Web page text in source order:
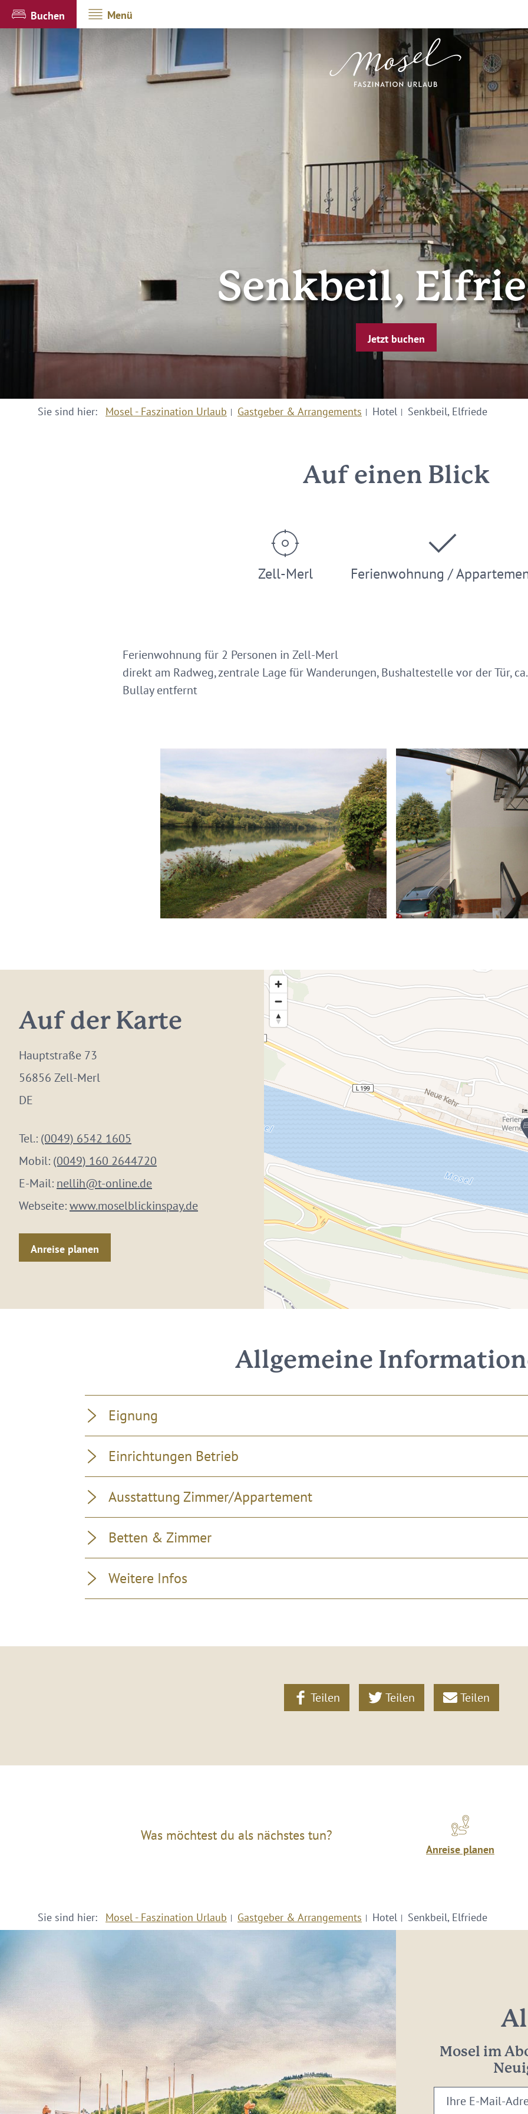
Buchen Menü
Senkbeil,
Jetzt buchen
Sie sind hier: Mosel - Faszination Urlaub Gastgeber & Arrangements Hotel Senkbeil, Elfriede
Auf einen Blick
Zell-Merl Ferienwohnung /
Ferienwohnung für 2 Personen in Zell-Merl
direkt am Radweg, zentrale Lage für Wanderungen, Bushaltestelle vor der Tür,
Bullay entfernt
Auf der Karte
Hauptstraße 73
56856 Zell-Merl
DE
Tel.: (0049) 6542 1605
Mobil: (0049) 160 2644720
E-Mail: nellih@t-online.de
Webseite:www.moselblickinspay.de
Anreise planen
Allgemeine
Eignung
Einrichtungen Betrieb
Ausstattung Zimmer/Appartement
Betten & Zimmer
Weitere Infos
Teilen Teilen Teilen
Was möchtest du als nächstes tun?
Anreise planen
Sie sind hier: Mosel - Faszination Urlaub Gastgeber & Arrangements Hotel Senkbeil, Elfriede
Mosel im
Ihre